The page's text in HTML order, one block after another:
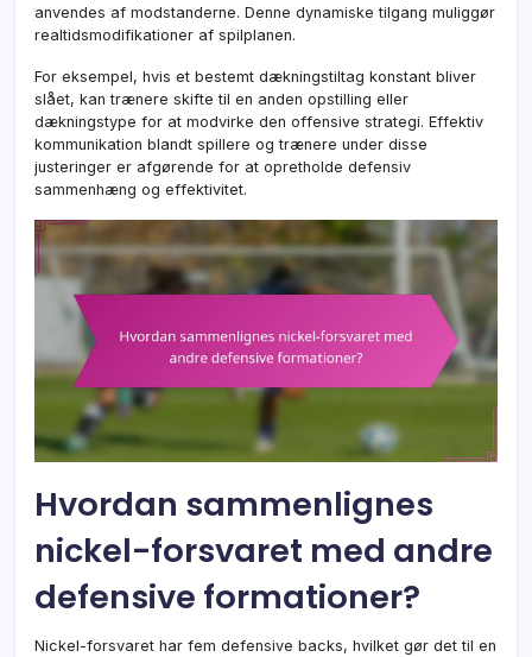
anvendes af modstanderne. Denne dynamiske tilgang muliggør
realtidsmodifikationer af spilplanen.
For eksempel, hvis et bestemt dækningstiltag konstant bliver
slået, kan trænere skifte til en anden opstilling eller
dækningstype for at modvirke den offensive strategi. Effektiv
kommunikation blandt spillere og trænere under disse
justeringer er afgørende for at opretholde defensiv
sammenhæng og effektivitet.
Hvordan sammenlignes
nickel-forsvaret med andre
defensive formationer?
Nickel-forsvaret har fem defensive backs, hvilket gør det til en